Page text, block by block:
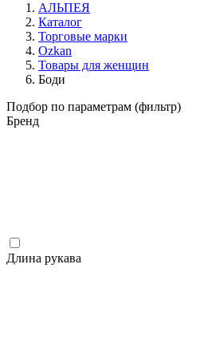
АЛЬПЕЯ
Каталог
Торговые марки
Ozkan
Товары для женщин
Боди
Подбор по параметрам (фильтр)
Бренд
Длина рукава